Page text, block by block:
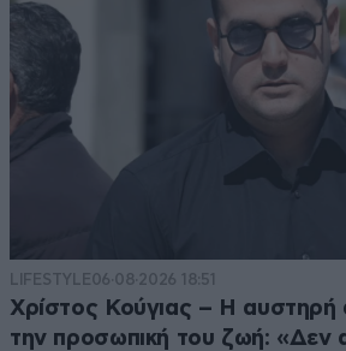
LIFESTYLE06·08·2026 18:51
Χρίστος Κούγιας – Η αυστηρή
την προσωπική του ζωή: «Δεν